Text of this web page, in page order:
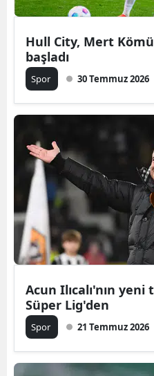
Hull City, Mert
başladı
Spor 30 Temmuz 2026
Acun Ilıcalı'nın
Süper Lig'den
Spor 21 Temmuz 2026